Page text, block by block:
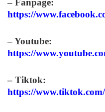
– Fanpage:
https://
– Youtube:
https://
– Tiktok:
https://